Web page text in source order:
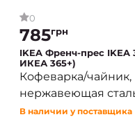
0
785грн
IKEA Френч-прес
ИКЕА 365+)
Кофеварка/чайник,
нержавеющая
В наличии у поставщика